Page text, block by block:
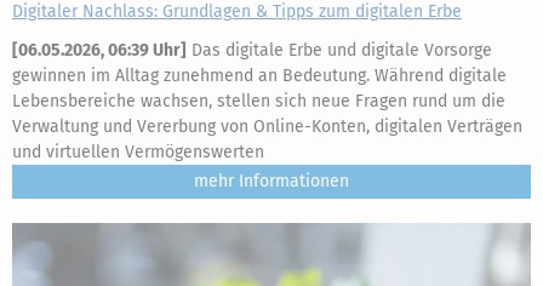
Digitaler Nachlass: Grundlagen & Tipps zum digitalen Erbe
[06.05.2026, 06:39 Uhr] Das digitale Erbe und digitale Vorsorge
gewinnen im Alltag zunehmend an Bedeutung. Während digitale
Lebensbereiche wachsen, stellen sich neue Fragen rund um die
Verwaltung und Vererbung von Online-Konten, digitalen Verträgen
und virtuellen Vermögenswerten
mehr